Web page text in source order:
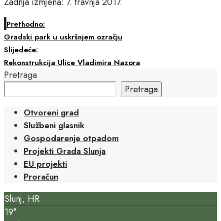
Prethodno:
Gradski park u uskršnjem ozračju
Slijedeće:
Rekonstrukcija Ulice Vladimira Nazora
Pretraga
Pretraga
Otvoreni grad
Službeni glasnik
Gospodarenje otpadom
Projekti Grada Slunja
EU projekti
Proračun
Slunj, HR
19°